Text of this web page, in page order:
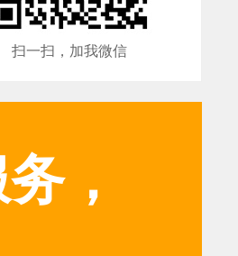
扫一扫，加我微信
，